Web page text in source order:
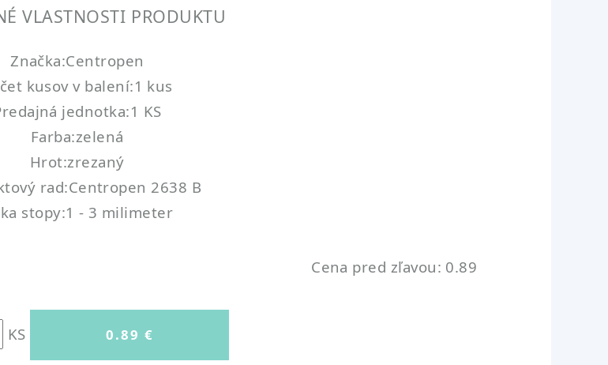
VLASTNOSTI PRODUKTU
Značka:Centropen
kusov v balení:1 kus
jednotka:1 KS
Farba:zelená
Hrot:zrezaný
rad:Centropen 2638 B
stopy:1 - 3 milimeter
Cena pred zľavou: 0.89
KS